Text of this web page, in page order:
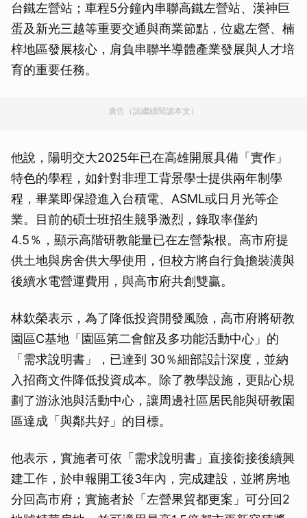
台鐵左營站；車程5分鐘內串聯高鐵左營站、漢神巨
蛋及新光三越等重要交通與商業節點，位處左營、楠
梓地區發展核心，肩負串聯半導體產業發展與人才培
育的重要任務。
廣告（請繼續閱讀本文）
他說，陽明交大2025年已在高雄開展具備「實作」
特色的學程，如針對非理工背景學士提供兩年制學
程，畢業即保證進入台積電、ASML或日月光等企
業。目前的碩士班招生競爭激烈，錄取率僅約
4.5％，顯示高階研教能量已在左營紮根。高市府提
供土地與房舍供大學使用，但校方將自行負擔裝潢與
後續水電營運費用，與高市府共創雙贏。
林欽榮表示，為了降低投資開發風險，高市府將研教
園區C基地「園區第二會館及多功能活動中心」的
「需求說明書」，已達到 30％細部設計深度，並納
入招商文件降低投資成本。除了教學設施，更貼心規
劃了游泳池與活動中心，讓周邊社區居民能與研教園
區達成「與鄰共好」的目標。
他表示，實施者可依「需求說明書」直接銜接後續興
建工作，於申報開工後3年內，完成建設，並將房地
分回高市府；實施者於「左營果貿都更案」可分回2